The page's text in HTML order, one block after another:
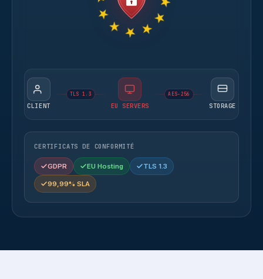
CLIENT
TLS 1.3
EU SERVERS
AES-256
STORAGE
CERTIFICATS DE CONFORMITÉ
GDPR EU Hosting TLS 1.3
99,99% SLA